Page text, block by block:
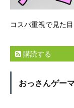
コスパ重視で見た
購読する
おっさんゲー